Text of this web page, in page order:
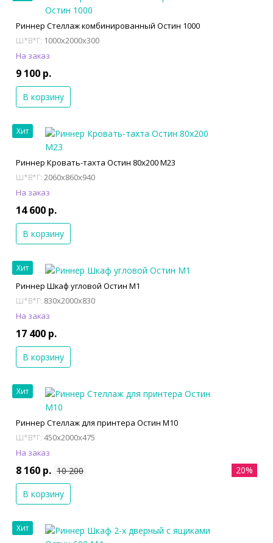
Риннер Стеллаж комбинированный Остин 1000
Ш*В*Г: 1000x2000x300
На заказ
9 100 р.
В корзину
Хит
Риннер Кровать-тахта Остин 80х200 М23
Ш*В*Г: 2060x860x940
На заказ
14 600 р.
В корзину
Хит
Риннер Шкаф угловой Остин М1
Ш*В*Г: 830x2000x830
На заказ
17 400 р.
В корзину
Хит
Риннер Стеллаж для принтера Остин М10
Ш*В*Г: 450x2000x475
На заказ
8 160 р. 10 200 20%
В корзину
Хит